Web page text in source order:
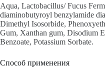
Aqua, Lactobacillus/ Fucus
diaminobutyroyl benzylamide
Dimethyl Isosorbide,
Gum, Xanthan gum, Disodium
Benzoate, Potassium Sorbate.
Способ применения